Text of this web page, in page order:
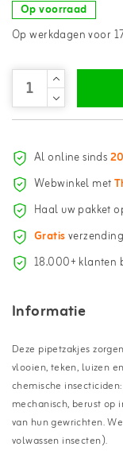
Op voorraad
Op werkdagen voor
Al online sinds
Webwinkel met
Haal uw pakket
Gratis
18.000+ klanten
Informatie
Deze pipetzakjes
vlooien, teken, luizen
chemische
mechanisch, berust
van hun gewrichten.
volwassen insecten).